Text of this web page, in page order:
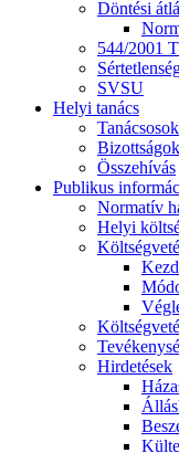
Döntési
544/2001
SVSU
Helyi tanács
Tanácsosok
Bizottságok
Összehívás
Publikus
Normatív
Helyi
Hirdetések